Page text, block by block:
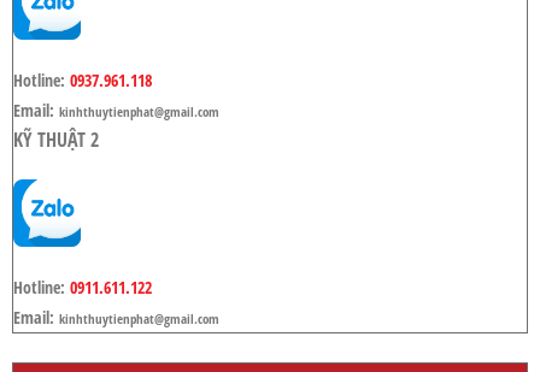
Hotline: 0937.961.118
Email: kinhthuytienphat@gmail.com
KỸ THUẬT 2
Hotline: 0911.611.122
Email: kinhthuytienphat@gmail.com